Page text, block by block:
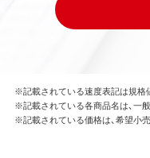
※記載されている速度表記は規格
※記載されている各商品名は、一
※記載されている価格は、希望小売